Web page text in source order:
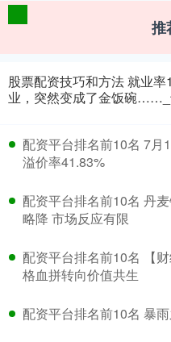
推
股票配资技巧和方法 就业
业，突然变成了金饭碗
配资平台排名前10名 7月
溢价率41.83%
配资平台排名前10名 丹
略降 市场反应有限
配资平台排名前10名 【
格血拼转向价值共生
配资平台排名前10名 暴